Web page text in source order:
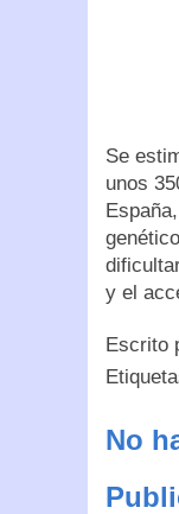
Se
unos
y el
Escrito
No